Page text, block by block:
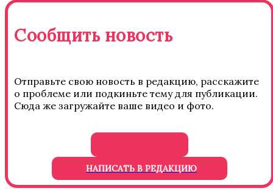
Сообщить новость
Отправьте свою новость в редакцию, расскажите
о проблеме или подкиньте тему для публикации.
Сюда же загружайте ваше видео и фото.
НАПИСАТЬ В РЕДАКЦИЮ